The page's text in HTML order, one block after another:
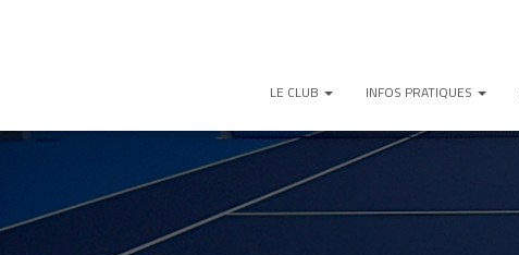
LE CLUB INFOS PRATIQUES